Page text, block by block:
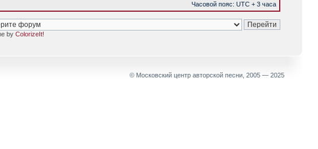
Часовой пояс: UTC + 3 часа
by ColorizeIt!
© Московский центр авторской песни, 2005 — 2025